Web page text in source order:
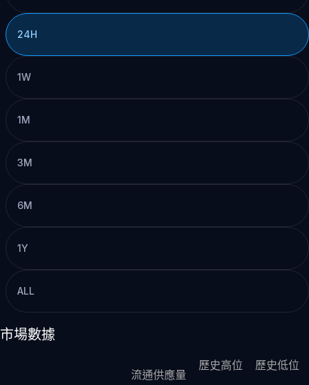
24H
1W
1M
3M
6M
1Y
ALL
市場數據
流通供應量
歷史高位
歷史低位